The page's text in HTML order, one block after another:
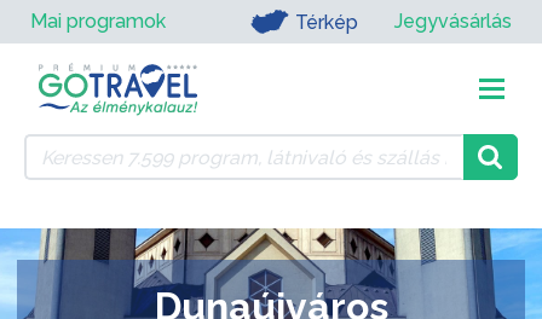
Mai programok Térkép Jegyvásárlás
Dunaújváros